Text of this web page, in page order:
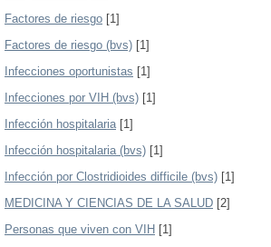
Factores de riesgo [1]
Factores de riesgo (bvs) [1]
Infecciones oportunistas [1]
Infecciones por VIH (bvs) [1]
Infección hospitalaria[1]
Infección hospitalaria (bvs) [1]
Infección por Clostridioides difficile (bvs) [1]
MEDICINA Y CIENCIAS DE LA SALUD [2]
Personas que viven con VIH [1]